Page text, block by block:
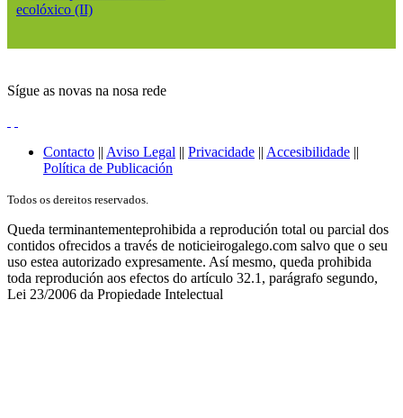
Sígue as novas na nosa rede
Contacto || Aviso Legal || Privacidade || Accesibilidade ||
Política de Publicación
Todos os dereitos reservados.
Queda terminantementeprohibida a reprodución total ou parcial dos
contidos ofrecidos a través de noticieirogalego.com salvo que o seu
uso estea autorizado expresamente. Así mesmo, queda prohibida
toda reprodución aos efectos do artículo 32.1, parágrafo segundo,
Lei 23/2006 da Propiedade Intelectual